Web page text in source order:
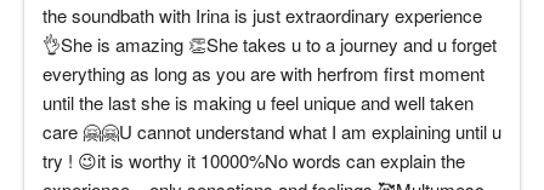
the soundbath with Irina is just extraordinary experience
👌She is amazing 👏She takes u to a journey and u forget
everything as long as you are with herfrom first moment
until the last she is making u feel unique and well taken
care 🤗🤗U cannot understand what I am explaining until u
try ! 😉it is worthy it 10000%No words can explain the